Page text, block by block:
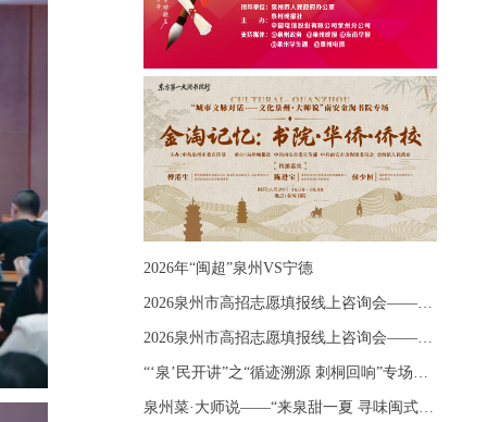
2026年“闽超”泉州VS宁德